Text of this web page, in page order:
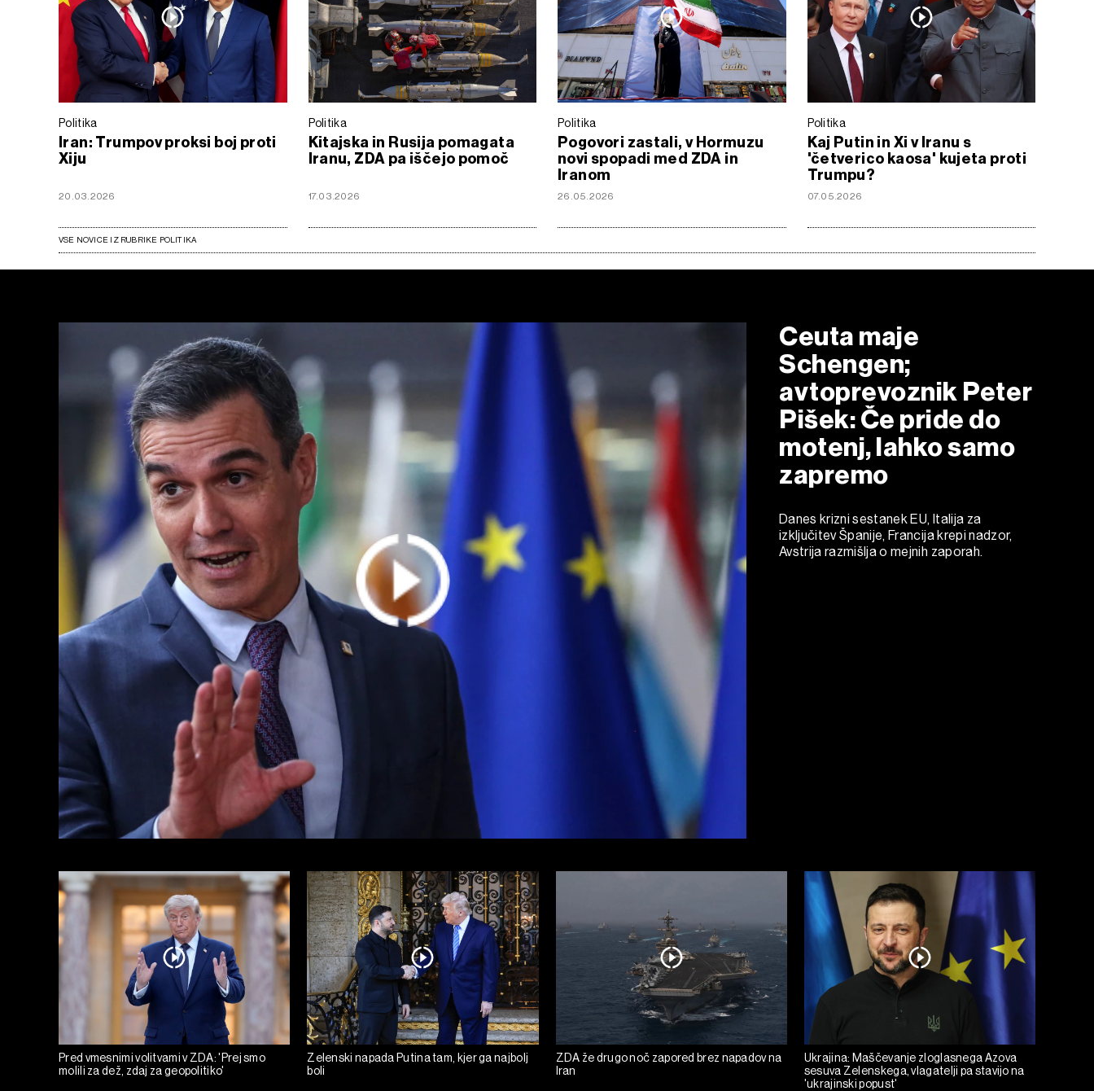
Politika
Iran: Trumpov proksi boj proti
Xiju
20.03.2026
Politika
Kitajska in Rusija pomagata
Iranu, ZDA pa iščejo pomoč
17.03.2026
Politika
Pogovori zastali, v Hormuzu
novi spopadi med ZDA in
Iranom
26.05.2026
Politika
Kaj Putin in Xi v Iranu s
'četverico kaosa' kujeta proti
Trumpu?
07.05.2026
VSE NOVICE IZ RUBRIKE POLITIKA
Ceuta maje
Schengen;
avtoprevoznik Peter
Pišek: Če pride do
motenj, lahko samo
zapremo
Danes krizni sestanek EU, Italija za
izključitev Španije, Francija krepi nadzor,
Avstrija razmišlja o mejnih zaporah.
Pred vmesnimi volitvami v ZDA: 'Prej smo
molili za dež, zdaj za geopolitiko'
Zelenski napada Putina tam, kjer ga najbolj
boli
ZDA že drugo noč zapored brez napadov na
Iran
Ukrajina: Maščevanje zloglasnega Azova
sesuva Zelenskega, vlagatelji pa stavijo na
'ukrajinski popust'